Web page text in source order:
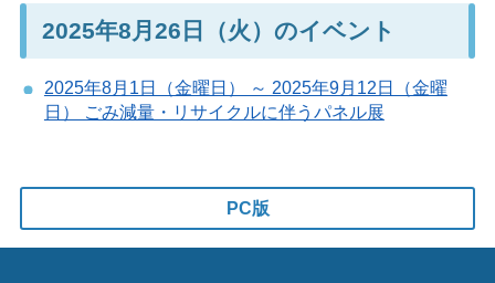
2025年8月26日（火）のイベント
2025年8月1日（金曜日） ～ 2025年9月12日（金曜
日） ごみ減量・リサイクルに伴うパネル展
PC版